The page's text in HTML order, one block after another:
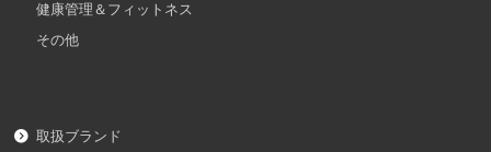
健康管理＆フィットネス
その他
取扱ブランド